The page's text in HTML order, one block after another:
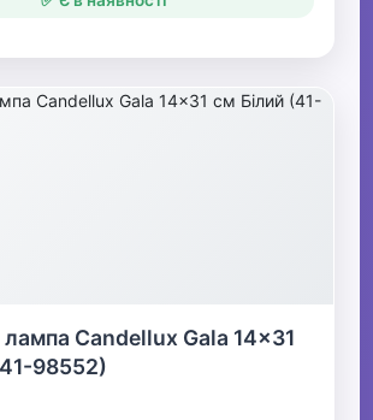
лампа Candellux Gala 14x31
98552)